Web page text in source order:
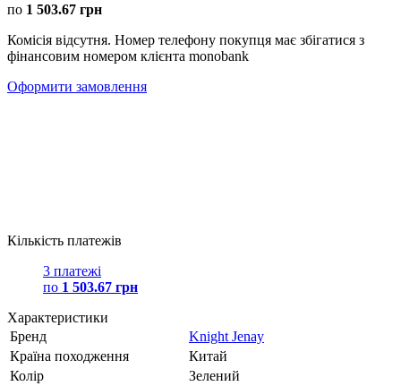
по 1 503.67 грн
Комісія відсутня. Номер телефону покупця має збігатися з
фінансовим номером клієнта monobank
Оформити замовлення
Кількість платежів
3 платежі
по 1 503.67 грн
Характеристики
Бренд
Knight Jenay
Країна походження
Китай
Колір
Зелений